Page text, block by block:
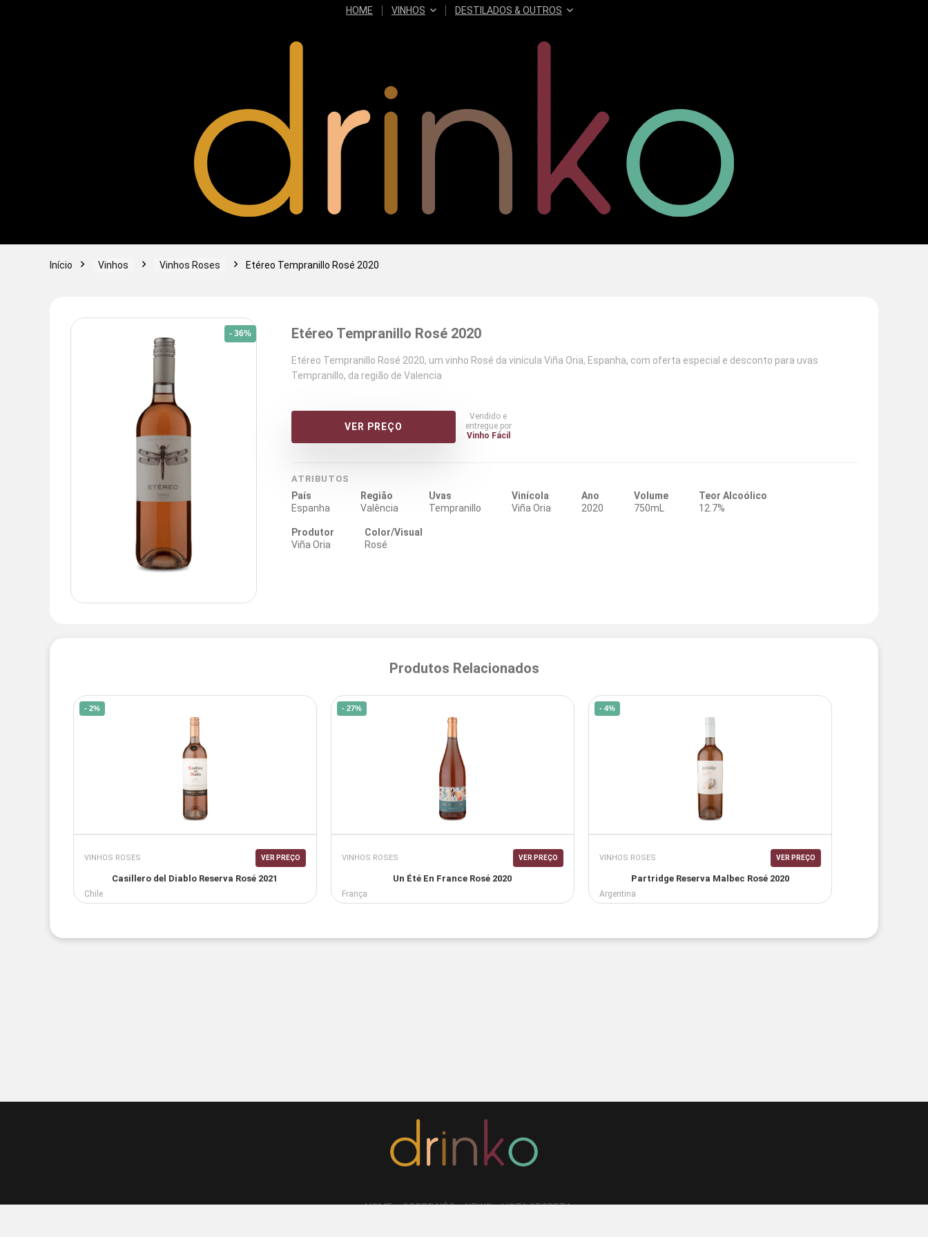
HOME VINHOS DESTILADOS & OUTROS
Início Vinhos Vinhos Roses Etéreo Tempranillo Rosé 2020
- 36% Etéreo Tempranillo Rosé 2020
Etéreo Tempranillo Rosé 2020, um vinho Rosé da vinícula Viña Oria, Espanha, com oferta especial e desconto para uvas
Tempranillo, da região de Valencia
VER PREÇO
Vendido e
entregue por
Vinho Fácil
ATRIBUTOS
País
Espanha
Região
Valência
Uvas
Tempranillo
Vinícola
Viña Oria
Ano
2020
Volume
750mL
Teor Alcoólico
12.7%
Produtor
Viña Oria
Color/Visual
Rosé
Produtos Relacionados
- 2%
VINHOS ROSES VER PREÇO
Casillero del Diablo Reserva Rosé 2021
Chile
- 27%
VINHOS ROSES VER PREÇO
Un Été En France Rosé 2020
França
- 4%
VINHOS ROSES VER PREÇO
Partridge Reserva Malbec Rosé 2020
Argentina
HOME SOBRE NÓS NEWS LISTA SECRETA